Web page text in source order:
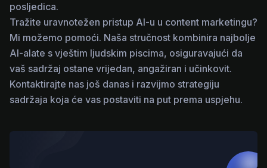
posljedica.
Tražite uravnotežen pristup AI-u u content marketingu?
Mi možemo pomoći. Naša stručnost kombinira najbolje
AI-alate s vještim ljudskim piscima, osiguravajući da
vaš sadržaj ostane vrijedan, angažiran i učinkovit.
Kontaktirajte nas još danas i razvijmo strategiju
sadržaja koja će vas postaviti na put prema uspjehu.